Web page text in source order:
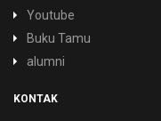
Youtube
Buku Tamu
alumni
KONTAK